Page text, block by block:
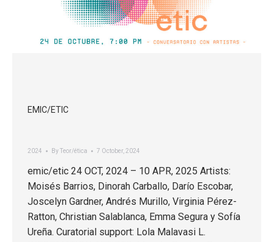
EMIC/ETIC
2024 ByTeor/ética 7 October, 2024
emic/etic 24 OCT, 2024 – 10 APR, 2025 Artists:
Moisés Barrios, Dinorah Carballo, Darío Escobar,
Joscelyn Gardner, Andrés Murillo, Virginia Pérez-
Ratton, Christian Salablanca, Emma Segura y Sofía
Ureña. Curatorial support: Lola Malavasi L.